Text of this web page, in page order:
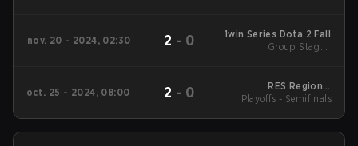
nov. 20 - 2024, 02:30 2 - 0
1win Series Dota 2 Fall
Group Stage -
oct. 25 - 2024, 08:00 2 - 0
RES Regional
Champions
Playoffs - Semifinals